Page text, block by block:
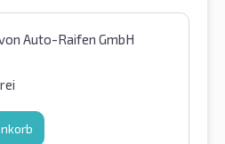
Auto-Raifen GmbH